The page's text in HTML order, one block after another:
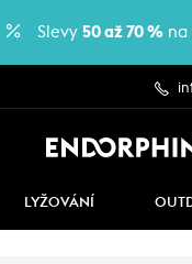
Slevy 50 až 70 % na
LYŽOVÁNÍ